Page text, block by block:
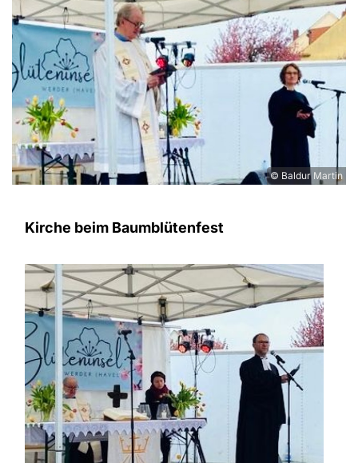
© Baldur Martin
Kirche beim Baumblütenfest